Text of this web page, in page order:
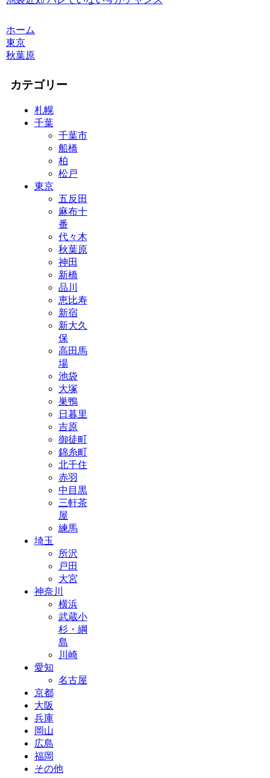
ホーム
東京
秋葉原
カテゴリー
札幌
千葉
千葉市
船橋
柏
松戸
東京
五反田
麻布十
番
代々木
秋葉原
神田
新橋
品川
恵比寿
新宿
新大久
保
高田馬
場
池袋
大塚
巣鴨
日暮里
吉原
御徒町
錦糸町
北千住
赤羽
中目黒
三軒茶
屋
練馬
埼玉
所沢
戸田
大宮
神奈川
横浜
武蔵小
杉・綱
島
川崎
愛知
名古屋
京都
大阪
兵庫
岡山
広島
福岡
その他